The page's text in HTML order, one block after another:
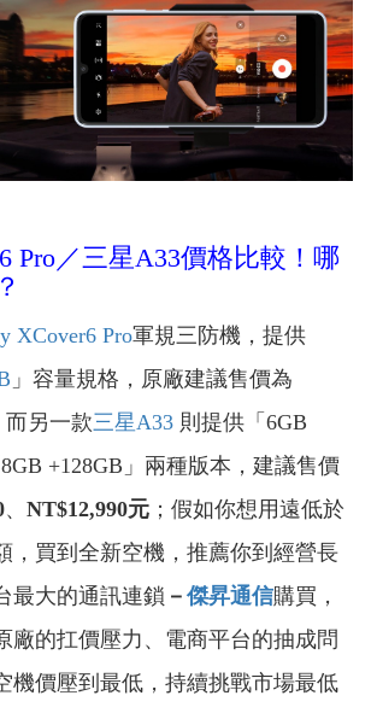
Pro／三星A33價格比較！哪
XCover6 Pro軍規三防機，提供
」容量規格，原廠建議售價為
而另一款三星A33 則提供 「6GB
+128GB」兩種版本，建議售價
、 NT$12,990元 ；假如你想用遠低於
，買到全新空機，推薦你到經營長
最大的通訊連鎖 － 傑昇通信購買，
廠的扛價壓力、電商平台的抽成問
機價壓到最低，持續挑戰市場最低